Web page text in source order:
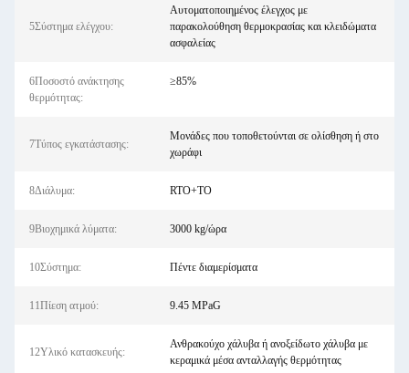
5Σύστημα ελέγχου:
Αυτοματοποιημένος έλεγχος με
παρακολούθηση θερμοκρασίας και κλειδώματα
ασφαλείας
6Ποσοστό ανάκτησης
θερμότητας:
≥85%
7Τύπος εγκατάστασης:
Μονάδες που τοποθετούνται σε ολίσθηση ή στο
χωράφι
8Διάλυμα: RTO+TO
9Βιοχημικά λύματα: 3000 kg/ώρα
10Σύστημα: Πέντε διαμερίσματα
11Πίεση ατμού: 9.45 MPaG
12Υλικό κατασκευής:
Ανθρακούχο χάλυβα ή ανοξείδωτο χάλυβα με
κεραμικά μέσα ανταλλαγής θερμότητας